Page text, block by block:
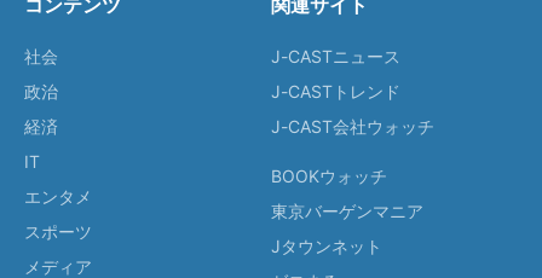
コンテンツ
社会
政治
経済
IT
エンタメ
スポーツ
メディア
関連サイト
J-CASTニュース
J-CASTトレンド
J-CAST会社ウォッチ
BOOKウォッチ
東京バーゲンマニア
Jタウンネット